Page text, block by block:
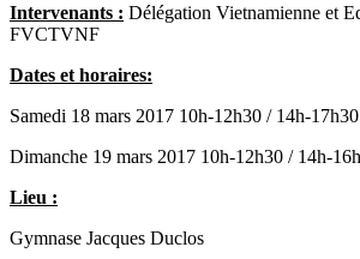
Intervenants : Délégation Vietnamienne et
FVCTVNF
Dates et horaires:
Samedi 18 mars 2017 10h-12h30 / 14h-17h30
Dimanche 19 mars 2017 10h-12h30 / 14h-
Lieu :
Gymnase Jacques Duclos